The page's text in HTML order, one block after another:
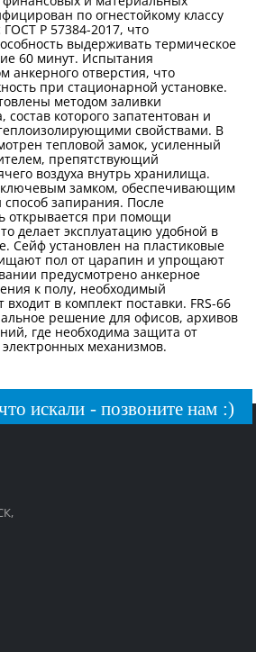
по огнестойкому классу
ГОСТ Р 57384-2017, что
выдерживать термическое
60 минут. Испытания
анкерного отверстия, что
при стационарной установке.
методом заливки
состав которого запатентован и
свойствами. В
тепловой замок, усиленный
препятствующий
воздуха внутрь хранилища.
замком, обеспечивающим
запирания. После
открывается при помощи
делает эксплуатацию удобной в
Сейф установлен на пластиковые
пол от царапин и упрощают
предусмотрено анкерное
к полу, необходимый
в комплект поставки. FRS-66
решение для офисов, архивов
где необходима защита от
механизмов.
искали - позвоните нам :)